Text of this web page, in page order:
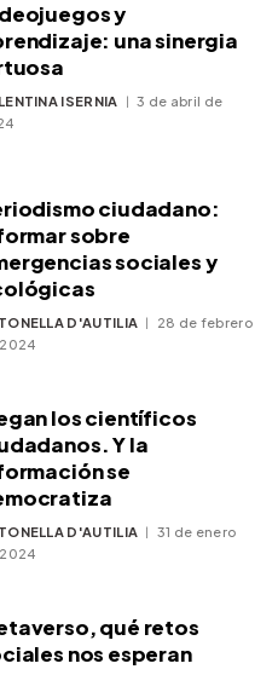
y
una sinergia
ISERNIA
3 de abril de
ciudadano:
sobre
sociales y
D'AUTILIA
28 de febrero
los científicos
Y la
se
D'AUTILIA
31 de enero
qué retos
nos esperan